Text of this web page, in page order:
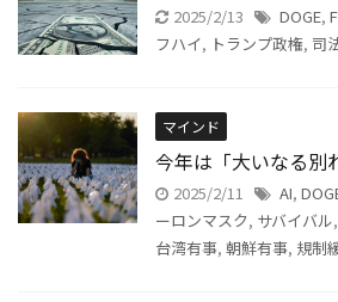
2025/2/13 DOGE,
フハイ, トランプ政権, 司
マインド
今年は「大いなる別
2025/2/11 AI,
ーロンマスク, サバイバル,
台湾有事, 朝鮮有事, 規制